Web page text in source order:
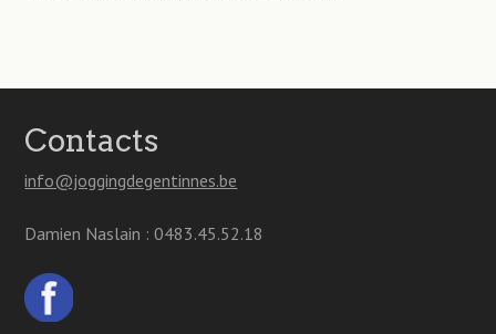
Contacts
info@joggingdegentinnes.be
Damien Naslain : 0483.45.52.18